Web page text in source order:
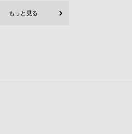
もっと見る